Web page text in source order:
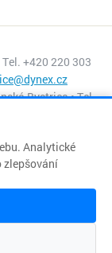
Tel. +420 220 303
Bystrica • Tel.
• E-mail:
by LINK-V
Analytické
zlepšování